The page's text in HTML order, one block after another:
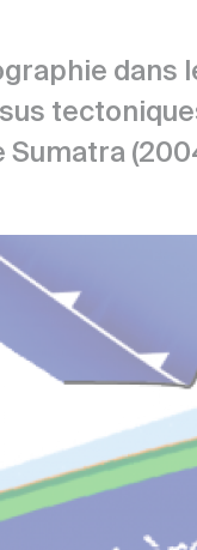
dans
Sumatra